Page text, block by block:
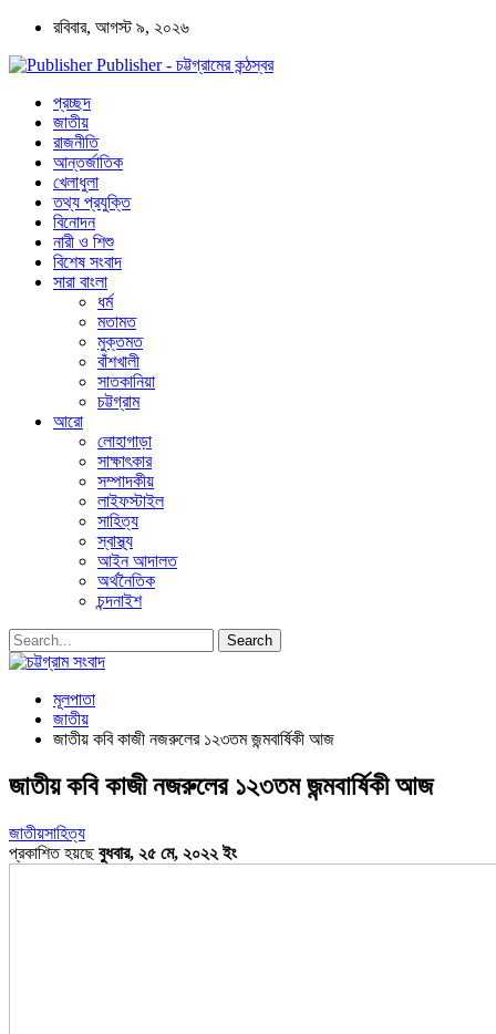
রবিবার, আগস্ট ৯, ২০২৬
Publisher - চট্টগ্রামের কন্ঠস্বর
প্রচ্ছদ
জাতীয়
রাজনীতি
আন্তর্জাতিক
খেলাধুলা
তথ্য প্রযুক্তি
বিনোদন
নারী ও শিশু
বিশেষ সংবাদ
সারা বাংলা
ধর্ম
মতামত
মুক্তমত
বাঁশখালী
সাতকানিয়া
চট্টগ্রাম
আরো
লোহাগাড়া
সাক্ষাৎকার
সম্পাদকীয়
লাইফস্টাইল
সাহিত্য
স্বাস্থ্য
আইন আদালত
অর্থনৈতিক
চন্দনাইশ
মূলপাতা
জাতীয়
জাতীয় কবি কাজী নজরুলের ১২৩তম জন্মবার্ষিকী আজ
জাতীয় কবি কাজী নজরুলের ১২৩তম জন্মবার্ষিকী আজ
জাতীয়সাহিত্য
প্রকাশিত হয়ছেবুধবার, ২৫ মে, ২০২২ ইং